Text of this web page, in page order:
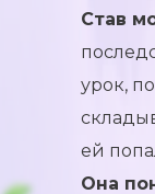
Став
урок,
ей
Она